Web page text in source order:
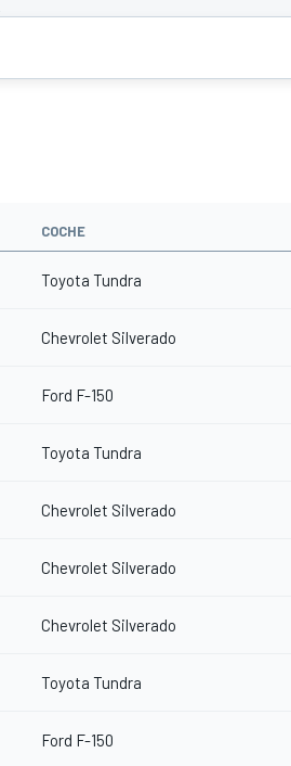
COCHE
Toyota Tundra
Chevrolet Silverado
Ford F-150
Toyota Tundra
Chevrolet Silverado
Chevrolet Silverado
Chevrolet Silverado
Toyota Tundra
Ford F-150